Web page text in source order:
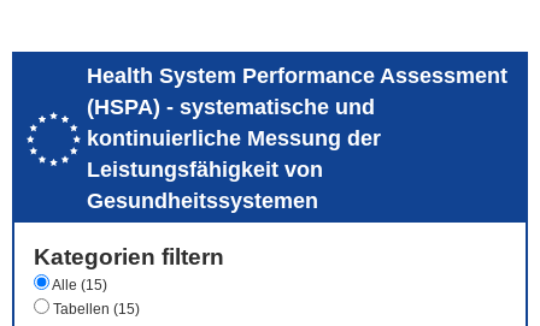
auch in allen Texten suchen (Volltextsuche)
auch Synonyme einbeziehen
auch ähnlich geschriebenes einbeziehen
Health System Performance Assessment
(HSPA) - systematische und
kontinuierliche Messung der
Leistungsfähigkeit von
Gesundheitssystemen
Kategorien filtern
Alle (15)
Tabellen (15)